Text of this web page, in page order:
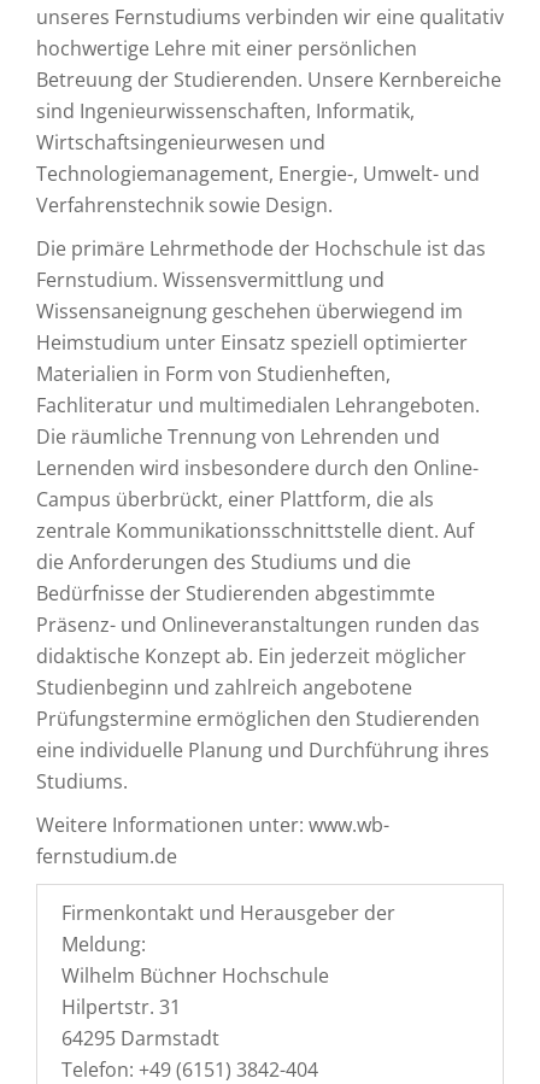
unseres Fernstudiums verbinden wir eine qualitativ
hochwertige Lehre mit einer persönlichen
Betreuung der Studierenden. Unsere Kernbereiche
sind Ingenieurwissenschaften, Informatik,
Wirtschaftsingenieurwesen und
Technologiemanagement, Energie-, Umwelt- und
Verfahrenstechnik sowie Design.
Die primäre Lehrmethode der Hochschule ist das
Fernstudium. Wissensvermittlung und
Wissensaneignung geschehen überwiegend im
Heimstudium unter Einsatz speziell optimierter
Materialien in Form von Studienheften,
Fachliteratur und multimedialen Lehrangeboten.
Die räumliche Trennung von Lehrenden und
Lernenden wird insbesondere durch den Online-
Campus überbrückt, einer Plattform, die als
zentrale Kommunikationsschnittstelle dient. Auf
die Anforderungen des Studiums und die
Bedürfnisse der Studierenden abgestimmte
Präsenz- und Onlineveranstaltungen runden das
didaktische Konzept ab. Ein jederzeit möglicher
Studienbeginn und zahlreich angebotene
Prüfungstermine ermöglichen den Studierenden
eine individuelle Planung und Durchführung ihres
Studiums.
Weitere Informationen unter: www.wb-
fernstudium.de
Firmenkontakt und Herausgeber der
Meldung:
Wilhelm Büchner Hochschule
Hilpertstr. 31
64295 Darmstadt
Telefon: +49 (6151) 3842-404